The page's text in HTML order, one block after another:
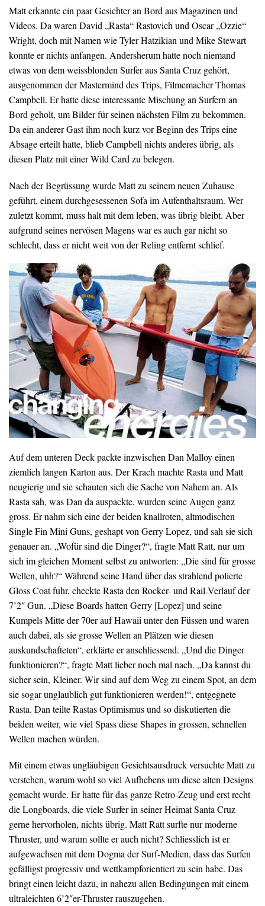
Matt erkannte ein paar Gesichter an Bord aus Magazinen und
Videos. Da waren David „Rasta“ Rastovich und Oscar „Ozzie“
Wright, doch mit Namen wie Tyler Hatzikian und Mike Stewart
konnte er nichts anfangen. Andersherum hatte noch niemand
etwas von dem weissblonden Surfer aus Santa Cruz gehört,
ausgenommen der Mastermind des Trips, Filmemacher Thomas
Campbell. Er hatte diese interessante Mischung an Surfern an
Bord geholt, um Bilder für seinen nächsten Film zu bekommen.
Da ein anderer Gast ihm noch kurz vor Beginn des Trips eine
Absage erteilt hatte, blieb Campbell nichts anderes übrig, als
diesen Platz mit einer Wild Card zu belegen.
Nach der Begrüssung wurde Matt zu seinem neuen Zuhause
geführt, einem durchgesessenen Sofa im Aufenthaltsraum. Wer
zuletzt kommt, muss halt mit dem leben, was übrig bleibt. Aber
aufgrund seines nervösen Magens war es auch gar nicht so
schlecht, dass er nicht weit von der Reling entfernt schlief.
Auf dem unteren Deck packte inzwischen Dan Malloy einen
ziemlich langen Karton aus. Der Krach machte Rasta und Matt
neugierig und sie schauten sich die Sache von Nahem an. Als
Rasta sah, was Dan da auspackte, wurden seine Augen ganz
gross. Er nahm sich eine der beiden knallroten, altmodischen
Single Fin Mini Guns, geshapt von Gerry Lopez, und sah sie sich
genauer an. „Wofür sind die Dinger?“, fragte Matt Ratt, nur um
sich im gleichen Moment selbst zu antworten: „Die sind für grosse
Wellen, uhh?“ Während seine Hand über das strahlend polierte
Gloss Coat fuhr, checkte Rasta den Rocker- und Rail-Verlauf der
7’2″ Gun. „Diese Boards hatten Gerry [Lopez] und seine
Kumpels Mitte der 70er auf Hawaii unter den Füssen und waren
auch dabei, als sie grosse Wellen an Plätzen wie diesen
auskundschafteten“, erklärte er anschliessend. „Und die Dinger
funktionieren?“, fragte Matt lieber noch mal nach. „Da kannst du
sicher sein, Kleiner. Wir sind auf dem Weg zu einem Spot, an dem
sie sogar unglaublich gut funktionieren werden!“, entgegnete
Rasta. Dan teilte Rastas Optimismus und so diskutierten die
beiden weiter, wie viel Spass diese Shapes in grossen, schnellen
Wellen machen würden.
Mit einem etwas ungläubigen Gesichtsausdruck versuchte Matt zu
verstehen, warum wohl so viel Aufhebens um diese alten Designs
gemacht wurde. Er hatte für das ganze Retro-Zeug und erst recht
die Longboards, die viele Surfer in seiner Heimat Santa Cruz
gerne hervorholen, nichts übrig. Matt Ratt surfte nur moderne
Thruster, und warum sollte er auch nicht? Schliesslich ist er
aufgewachsen mit dem Dogma der Surf-Medien, dass das Surfen
gefälligst progressiv und wettkampforientiert zu sein habe. Das
bringt einen leicht dazu, in nahezu allen Bedingungen mit einem
ultraleichten 6’2″er-Thruster rauszugehen.